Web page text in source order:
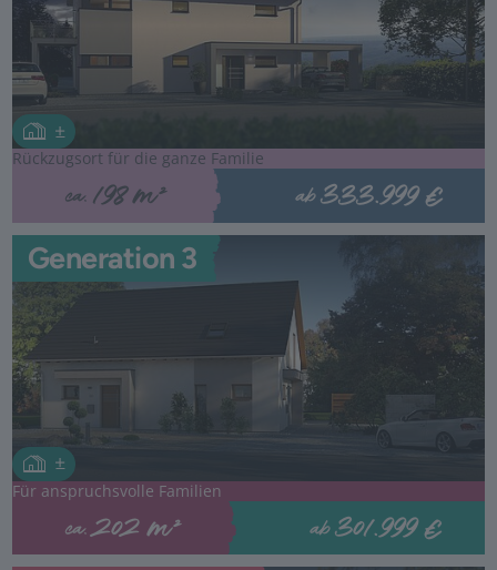
Rückzugsort für die ganze Familie
ca.198 m² ab333.999 €
Generation 3
Für anspruchsvolle Familien
ca.202 m² ab301.999 €